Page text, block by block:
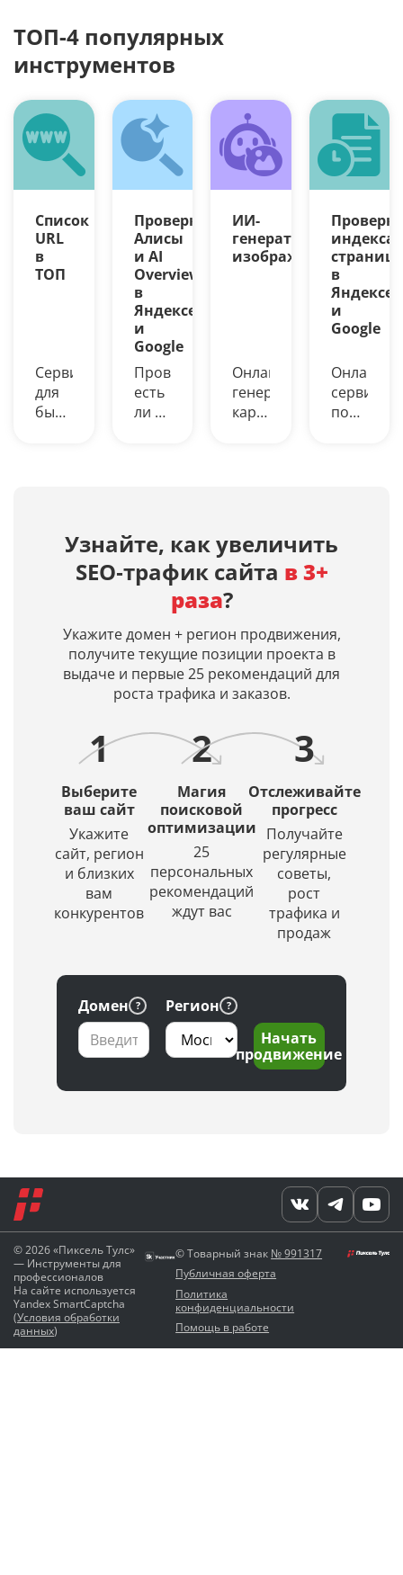
ТОП-4 популярных
инструментов
Список
URL
в
ТОП
Сервис
для
быстрой
заданным
поисковым
Яндекс
Google.
выбором
региона
заданной
глубине
проверки
Проверка
Алисы
и AI
Overview
в
Яндексе
и
Google
Проверьте,
есть
ли в
ИИ‑ответы
по
вашим
запросам
и
входит
ли
ваш
в их
источники.
ИИ-
генератор
изображений
Онлайн-
генерация
картинок
Midjourney,
Dall-
E 3,
AI.
Просто
введите
описание
искусственный
интеллект
создаст
красивое
и
уникальное
изображение.
Проверка
страниц
в
Яндексе
и
Google
Онлайн-
сервис
поможет
дату
дату
кэша
страницы
Узнайте, как увеличить
SEO‑трафик сайта в 3+
раза?
Укажите домен + регион продвижения,
получите текущие позиции проекта в
выдаче и первые 25 рекомендаций для
роста трафика и заказов.
1
Выберите
ваш сайт
Укажите
сайт, регион
и близких
вам
конкурентов
2
Магия
поисковой
оптимизации
25
персональных
рекомендаций
ждут вас
3
Отслеживайте
прогресс
Получайте
регулярные
советы,
рост
трафика и
продаж
Домен
Регион
Начать
продвижение
© 2026 «Пиксель Тулс»
— Инструменты для
профессионалов
На сайте используется
Yandex SmartCaptcha
(Условия обработки
данных)
© Товарный знак № 991317
Публичная оферта
Политика
конфиденциальности
Помощь в работе